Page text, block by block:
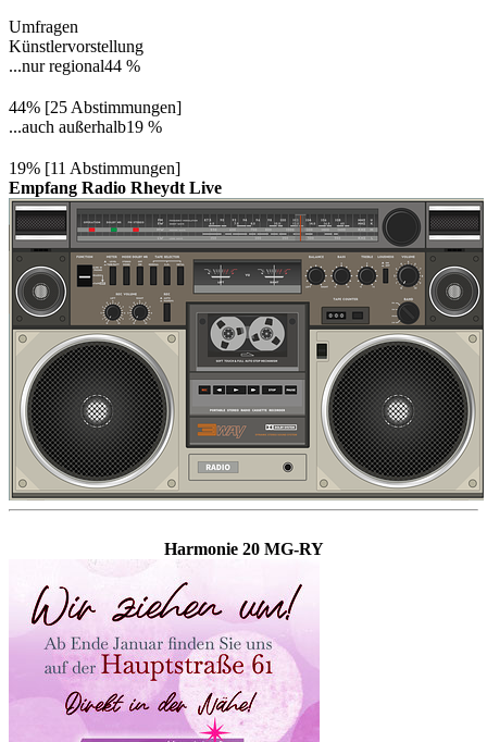
Umfragen
Künstlervorstellung
...nur regional44 %
44% [25 Abstimmungen]
...auch außerhalb19 %
19% [11 Abstimmungen]
Empfang Radio Rheydt Live
Harmonie 20 MG-RY